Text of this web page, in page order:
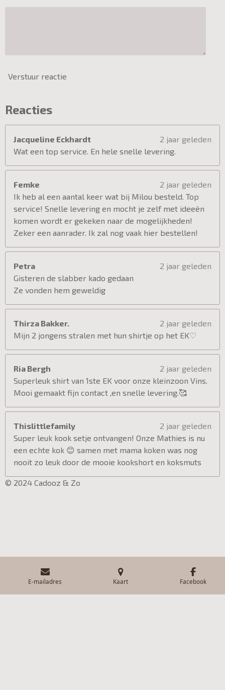
Verstuur reactie
Reacties
Jacqueline Eckhardt
2 jaar geleden
Wat een top service. En hele snelle levering.
Femke
2 jaar geleden
Ik heb al een aantal keer wat bij Milou besteld. Top
service! Snelle levering en mocht je zelf met ideeën
komen wordt er gekeken naar de mogelijkheden!
Zeker een aanrader. Ik zal nog vaak hier bestellen!
Petra
2 jaar geleden
Gisteren de slabber kado gedaan
Ze vonden hem geweldig
Thirza Bakker.
2 jaar geleden
Mijn 2 jongens stralen met hun shirtje op het EK♡
Ria Bergh
2 jaar geleden
Superleuk shirt van 1ste EK voor onze kleinzoon Vins.
Mooi gemaakt fijn contact ,en snelle levering.🥰
Thislittlefamily
2 jaar geleden
Super leuk kook setje ontvangen! Onze Mathies is nu
een echte kok 😊 samen met mama koken was nog
nooit zo leuk door de mooie kookshort en koksmuts
© 2024 Cadooz & Zo
E-mailadres Kaart Facebook